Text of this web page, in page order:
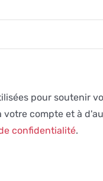
pour soutenir
votre compte et à
confidentialité.